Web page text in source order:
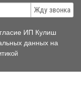
Жду звонка
ИП Кулиш
данных на